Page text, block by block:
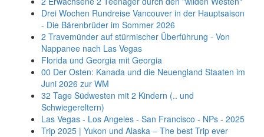
Drei Wochen Rundreise Vancouver in der Hauptsaison
- Die Bärenbrüder im Sommer 2026
2 Travemünder auf stürmischer Überführung - Von
Nappanee nach Las Vegas
Florida und Georgia mit Georgia
00 Der Osten: Kanada und die Neuengland Staaten im
Juni 2026 zur WM
32 Tage Südwesten mit 2 Kindern (.. und
Schwiegereltern)
Las Vegas - Los Angeles - San Francisco - NPs - 2025
Trip 2025 | Yukon und Alaska – The best Trip ever